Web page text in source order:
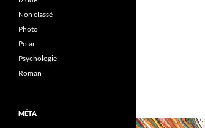
Non classé
Photo
Polar
Psychologie
Roman
MÉTA